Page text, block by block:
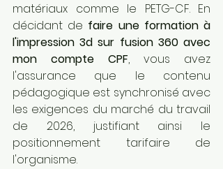
matériaux comme le PETG-CF. En
décidant de faire une formation à
l'impression 3d sur fusion 360 avec
mon compte CPF, vous avez
l'assurance que le contenu
pédagogique est synchronisé avec
les exigences du marché du travail
de 2026, justifiant ainsi le
positionnement tarifaire de
l'organisme.